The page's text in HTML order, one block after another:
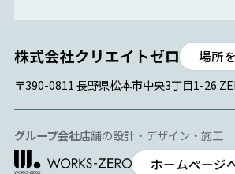
場所
〒390-0811 長野県松本市中央3丁目1-26
グループ会社店舗の設計・デザイン・施工
ホームページ